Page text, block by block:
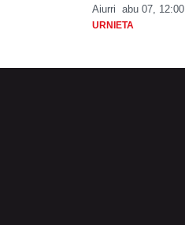
Aiurri abu 07, 12:00
URNIETA